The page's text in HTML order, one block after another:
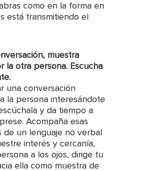
como en la forma en
está transmitiendo el
muestra
la otra persona. Escucha
una conversación
la persona interesándote
y da tiempo a
Acompaña esas
de un lenguaje no verbal
interés y cercanía,
a los ojos, dirige tu
ella como muestra de